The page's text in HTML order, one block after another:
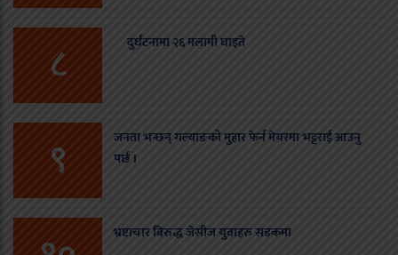
८ दुर्घटनामा २६ मलामी घाइते
९
जनता भन्छन् गल्याङको मुहार फेर्न मेयरमा भट्टराई आउनु
पर्छ ।
भ्रष्टाचार बिरुद्ध जेसीज युवाहरु सडकमा